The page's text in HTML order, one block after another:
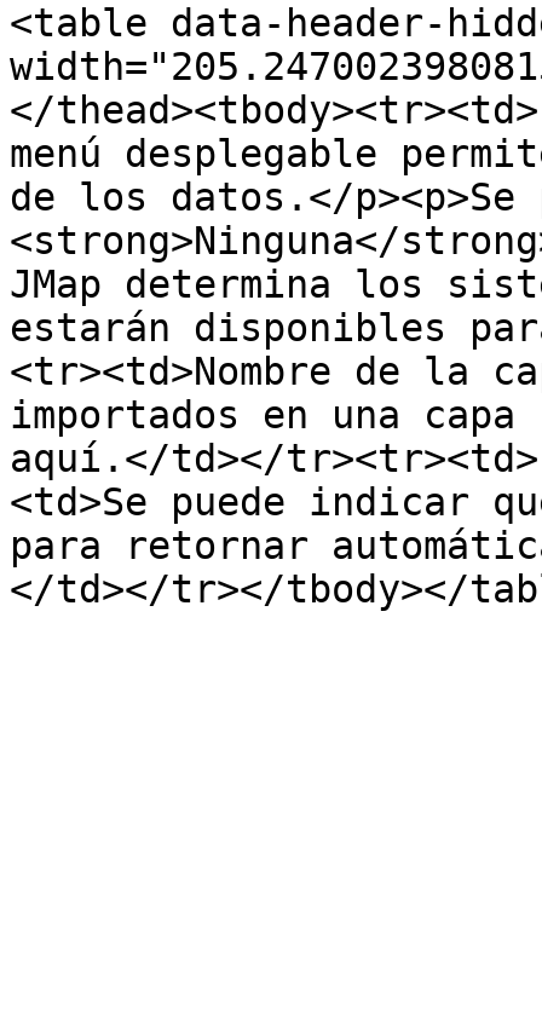
<table data-header-
</
menú desplegable
de los datos.</
<strong>Ninguna</
JMap determina los
estarán disponibles
<tr><td>Nombre de la
importados en una
aquí.</td></
<td>Se puede indicar
para retornar